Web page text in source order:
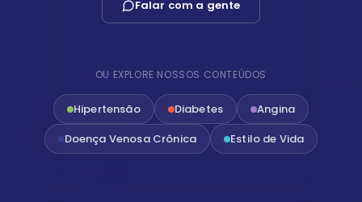
Falar com a gente
OU EXPLORE NOSSOS CONTEÚDOS
Hipertensão Diabetes
Angina
Doença Venosa Crônica
Estilo de Vida